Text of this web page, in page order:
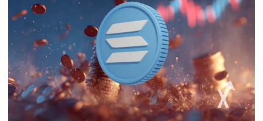
Guides
Acheter Cryptomonnaies
Prédictions
Cryptomonnaies